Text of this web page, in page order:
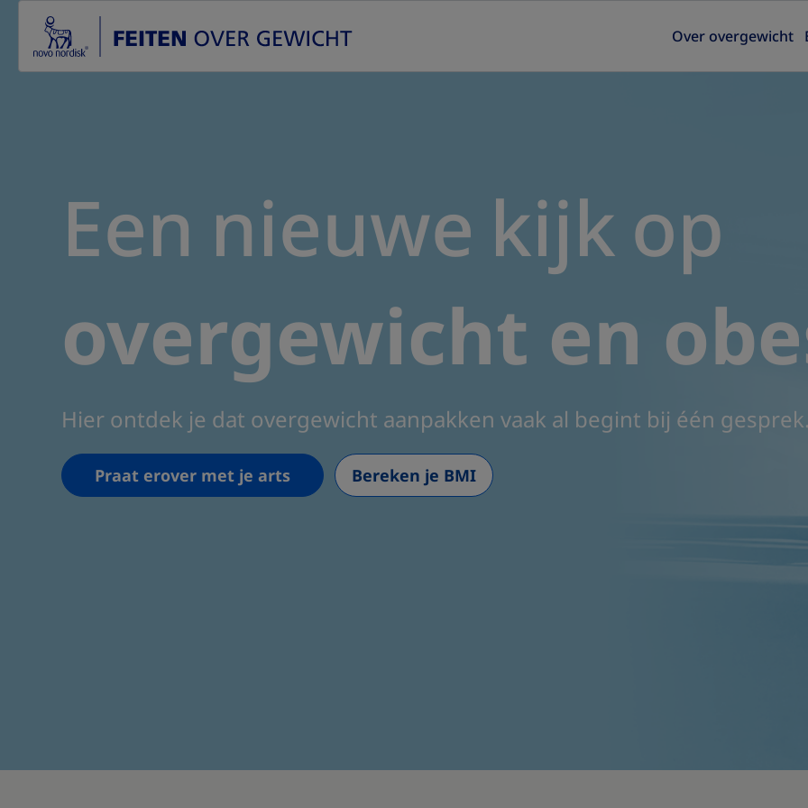
Over overgewicht
Een nieuwe kijk op
overgewicht​ en
Hier ontdek je dat overgewicht aanpakken vaak al begint bij één
Praat erover met je arts Bereken je BMI